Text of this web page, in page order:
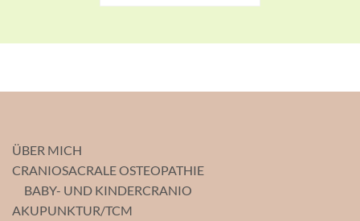
ÜBER MICH
CRANIOSACRALE OSTEOPATHIE
BABY- UND KINDERCRANIO
AKUPUNKTUR/TCM